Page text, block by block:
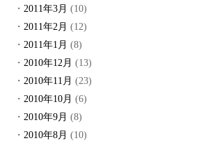
2011年3月 (10)
2011年2月 (12)
2011年1月 (8)
2010年12月 (13)
2010年11月 (23)
2010年10月 (6)
2010年9月 (8)
2010年8月 (10)